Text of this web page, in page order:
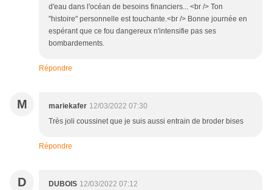
d'eau dans l'océan de besoins financiers... <br /> Ton
"histoire" personnelle est touchante.<br /> Bonne journée en
espérant que ce fou dangereux n'intensifie pas ses
bombardements.
Répondre
M mariekafer 12/03/2022 07:30
Très joli coussinet que je suis aussi entrain de broder bises
Répondre
D DUBOIS 12/03/2022 07:12